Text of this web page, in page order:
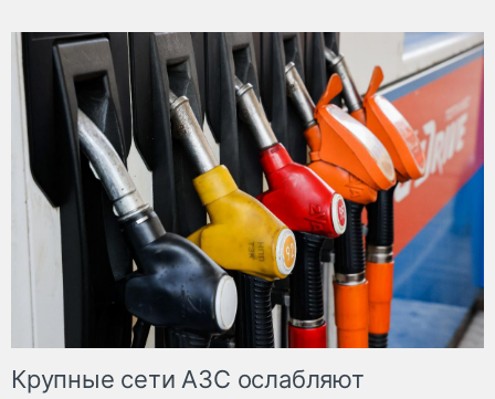
Крупные сети АЗС ослабляют